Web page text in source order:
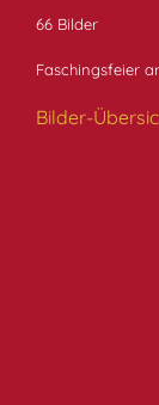
66 Bilder
Faschingsfeier
Bilder-